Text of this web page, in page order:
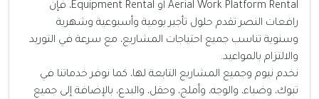
Aerial Work Platform Rental أو Equipment Rental، فإن
رافعات النصر تقدم حلول تأجير يومية وأسبوعية وشهرية
وسنوية تناسب جميع احتياجات المشاريع، مع سرعة في التوريد
والالتزام بالمواعيد.
نخدم نيوم وجميع المشاريع التابعة لها، كما نوفر خدماتنا في
تبوك، وضباء، والوجه، وأملج، وحقل، والبدع، بالإضافة إلى جميع